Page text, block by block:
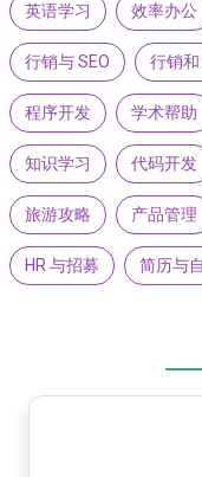
英语学习 效率办公
行销与 SEO 行销和
程序开发 学术帮助
知识学习 代码开发
旅游攻略 产品管理
HR 与招募 简历与